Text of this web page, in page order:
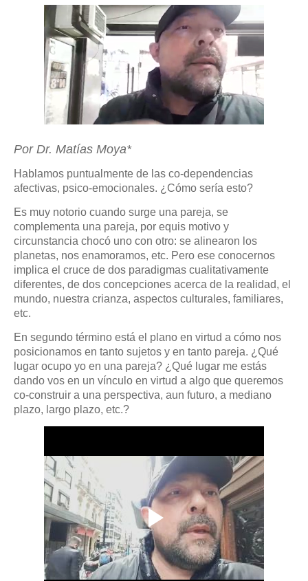
Por Dr. Matías Moya*
Hablamos puntualmente de las co-dependencias
afectivas, psico-emocionales. ¿Cómo sería esto?
Es muy notorio cuando surge una pareja, se
complementa una pareja, por equis motivo y
circunstancia chocó uno con otro: se alinearon los
planetas, nos enamoramos, etc. Pero ese conocernos
implica el cruce de dos paradigmas cualitativamente
diferentes, de dos concepciones acerca de la realidad, el
mundo, nuestra crianza, aspectos culturales, familiares,
etc.
En segundo término está el plano en virtud a cómo nos
posicionamos en tanto sujetos y en tanto pareja. ¿Qué
lugar ocupo yo en una pareja? ¿Qué lugar me estás
dando vos en un vínculo en virtud a algo que queremos
co-construir a una perspectiva, aun futuro, a mediano
plazo, largo plazo, etc.?